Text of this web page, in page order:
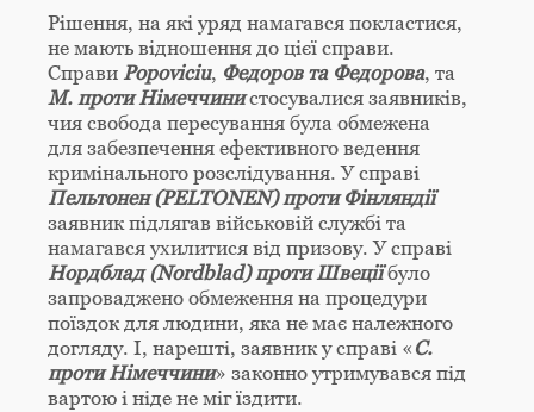
Рішення, на які уряд намагався покластися,
не мають відношення до цієї справи.
Справи Popoviciu, ФедоровтаФедорова, та
M. протиНімеччинистосувалися заявників,
чия свобода пересування була обмежена
для забезпечення ефективного ведення
кримінального розслідування. У справі
Пельтонен (PELTONEN) проти Фінляндії
заявник підлягав військовій службі та
намагався ухилитися від призову. У справі
Нордблад (Nordblad) проти Швеціїбуло
запроваджено обмеження на процедури
поїздок для людини, яка не має належного
догляду. І, нарешті, заявник у справі « С.
проти Німеччини» законно утримувався під
вартою і ніде не міг їздити.